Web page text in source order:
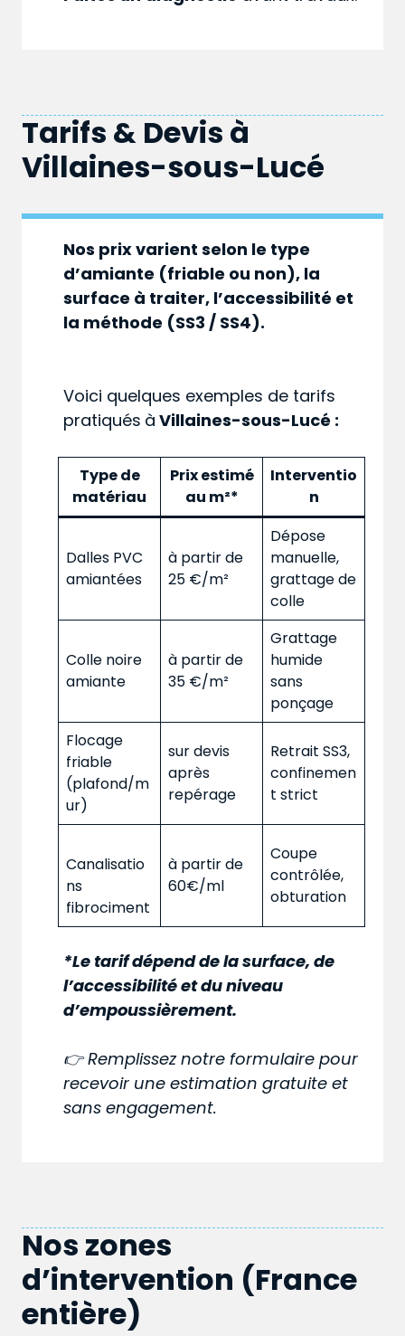
Tarifs & Devis à
Villaines-sous-Lucé
Nos prix varient selon le type
d’amiante (friable ou non), la
surface à traiter, l’accessibilité et
la méthode (SS3 / SS4).
Voici quelques exemples de tarifs
pratiqués à Villaines-sous-Lucé :
Type de
matériau
Prix estimé
au m²*
Interventio
n
Dalles PVC
amiantées
à partir de
25 €/m²
Dépose
manuelle,
grattage de
colle
Colle noire
amiante
à partir de
35 €/m²
Grattage
humide
sans
ponçage
Flocage
friable
(plafond/m
ur)
sur devis
après
repérage
Retrait SS3,
confinemen
t strict
Canalisatio
ns
fibrociment
à partir de
60€/ml
Coupe
contrôlée,
obturation
*Le tarif dépend de la surface, de
l’accessibilité et du niveau
d’empoussièrement.
👉 Remplissez notre formulaire pour
recevoir une estimation gratuite et
sans engagement.
Nos zones
d’intervention (France
entière)